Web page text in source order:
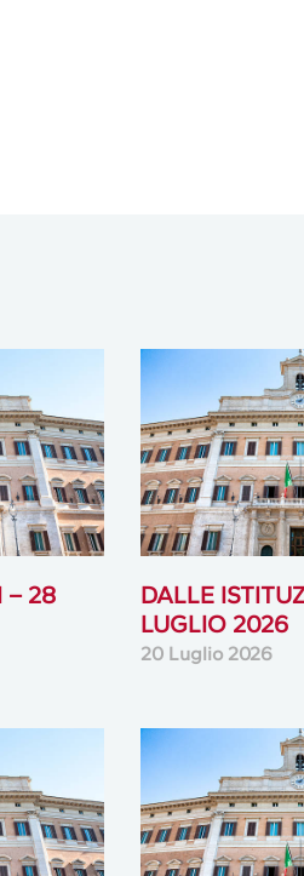
– 28
DALLE
LUGLIO 2026
20 Luglio 2026